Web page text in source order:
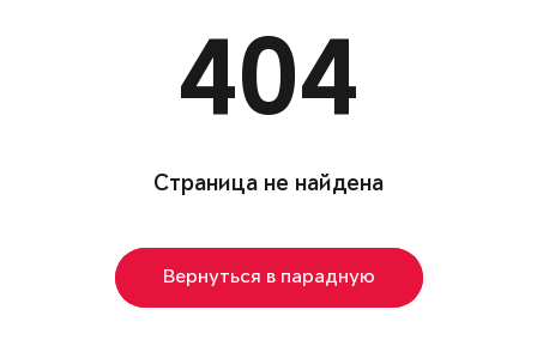
404
Страница не найдена
Вернуться в парадную